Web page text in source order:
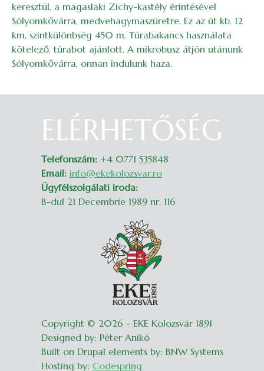
keresztül, a magaslaki Zichy-kastély érintésével
Sólyomkővárra, medvehagymaszüretre. Ez az út kb. 12
km, szintkülönbség 450 m. Túrabakancs használata
kötelező, túrabot ajánlott. A mikrobusz átjön utánunk
Sólyomkővárra, onnan indulunk haza.
ELÉRHETŐSÉG
Telefonszám: +4 0771 535848
Email: info@ekekolozsvar.ro
Ügyfélszolgálati iroda:
B-dul 21 Decembrie 1989 nr. 116
Copyright © 2026 - EKE Kolozsvár 1891
Designed by: Péter Anikó
Built on Drupal elements by: BNW Systems
Hosting by: Codespring